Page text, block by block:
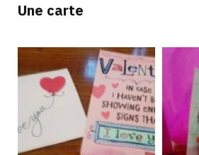
Une carte